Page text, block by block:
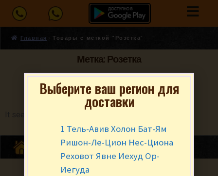
Главная Товары с меткой “Розетка”
Метка: Розетка
Выберите ваш регион для
доставки
1 Тель-Авив Холон Бат-Ям
Ришон-Ле-Цион Нес-Циона
Реховот Явне Иехуд Ор-
Иегуда